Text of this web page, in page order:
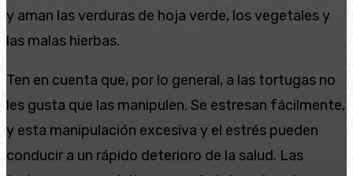
y aman las verduras de hoja verde, los vegetales y
las malas hierbas.
Ten en cuenta que, por lo general, a las tortugas no
les gusta que las manipulen. Se estresan fácilmente,
y esta manipulación excesiva y el estrés pueden
conducir a un rápido deterioro de la salud. Las